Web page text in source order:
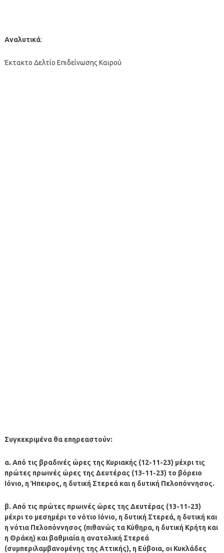
Αναλυτικά:
Έκτακτο Δελτίο Επιδείνωσης Καιρού
Συγκεκριμένα θα επηρεαστούν:
α. Από τις βραδινές ώρες της Κυριακής (12-11-23) μέχρι τις
πρώτες πρωινές ώρες της Δευτέρας (13-11-23) το βόρειο
Ιόνιο, η Ήπειρος, η δυτική Στερεά και η δυτική Πελοπόννησος.
β. Από τις πρώτες πρωινές ώρες της Δευτέρας (13-11-23)
μέχρι το μεσημέρι το νότιο Ιόνιο, η δυτική Στερεά, η δυτική και
η νότια Πελοπόννησος (πιθανώς τα Κύθηρα, η δυτική Κρήτη και
η Θράκη) και βαθμιαία η ανατολική Στερεά
(συμπεριλαμβανομένης της Αττικής), η Εύβοια, οι Κυκλάδες